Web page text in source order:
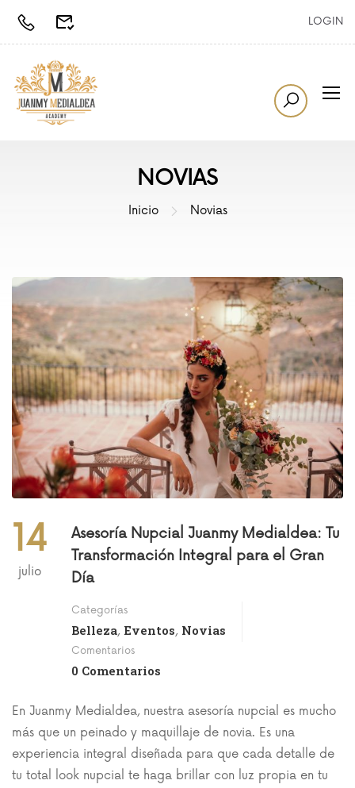
LOGIN
NOVIAS
Inicio Novias
14
julio
Asesoría Nupcial Juanmy Medialdea: Tu
Transformación Integral para el Gran
Día
Categorías
Belleza, Eventos, Novias
Comentarios
0 Comentarios
En Juanmy Medialdea, nuestra asesoría nupcial es mucho
más que un peinado y maquillaje de novia. Es una
experiencia integral diseñada para que cada detalle de
tu total look nupcial te haga brillar con luz propia en tu